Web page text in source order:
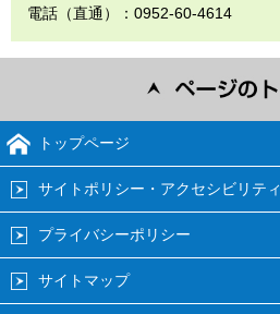
電話（直通）：0952-60-4614
トップページ
サイトポリシー・アクセシビリティ
プライバシーポリシー
サイトマップ